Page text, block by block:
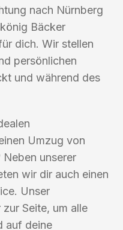
nach Nürnberg
Bäcker
dich. Wir stellen
persönlichen
und während des
Umzug von
Neben unserer
wir dir auch einen
Unser
Seite, um alle
auf deine